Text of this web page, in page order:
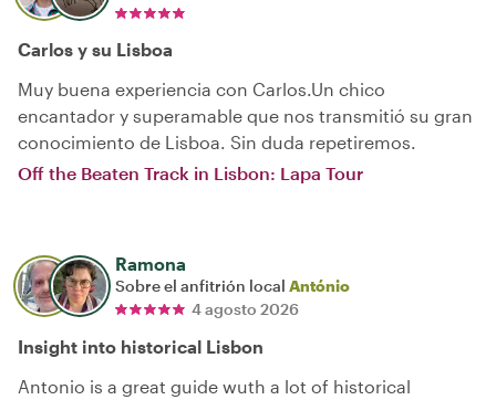
Carlos y su Lisboa
Muy buena experiencia con Carlos.Un chico
encantador y superamable que nos transmitió su gran
conocimiento de Lisboa. Sin duda repetiremos.
Off the Beaten Track in Lisbon: Lapa Tour
Ramona
Sobre el anfitrión local António
4 agosto 2026
Insight into historical Lisbon
Antonio is a great guide wuth a lot of historical